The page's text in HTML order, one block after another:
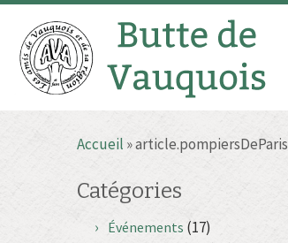
Accueil »article.pompiersDeParis
Catégories
Événements (17)